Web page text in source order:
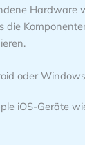
Hardware
die
oder
iOS-Geräte